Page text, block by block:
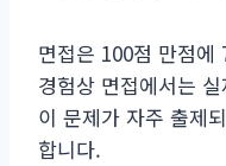
면접은 100점 만점에
경험상 면접에서는
이 문제가 자주 출제
합니다.